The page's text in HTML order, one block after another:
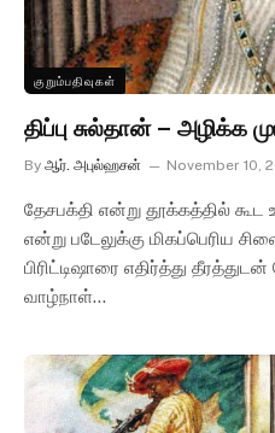
குறும்பதிவுகள்
திப்பு சுல்தான் – அழிக்க
By ஆர். அபுல்ஹசன் November 10,
தேசபக்தி என்று தூக்கத்தில் கூட
என்று படேலுக்கு மிகப்பெரிய
பிரிட்டிஷாரை எதிர்த்து
வாழ்நாள்…